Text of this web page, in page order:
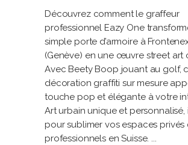
Découvrez comment le graffeur
professionnel Eazy One
simple porte d’armoire à
(Genève) en une œuvre street art
Avec Beety Boop jouant au golf,
décoration graffiti sur mesure
touche pop et élégante à votre
Art urbain unique et personnalisé,
pour sublimer vos espaces privés
professionnels en Suisse.